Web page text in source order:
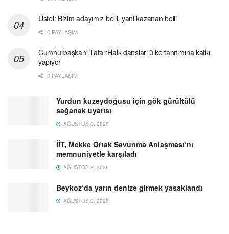
Üstel: Bizim adayımız belli, yani kazanan belli
0 PAYLAŞIM
Cumhurbaşkanı Tatar:Halk dansları ülke tanıtımına katkı
yapıyor
0 PAYLAŞIM
Yurdun kuzeydoğusu için gök gürültülü
sağanak uyarısı
AĞUSTOS 8, 2026
İİT, Mekke Ortak Savunma Anlaşması’nı
memnuniyetle karşıladı
AĞUSTOS 8, 2026
Beykoz’da yarın denize girmek yasaklandı
AĞUSTOS 8, 2026